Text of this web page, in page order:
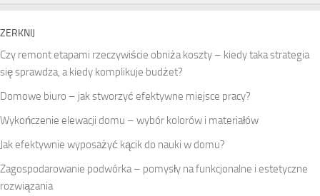
ZERKNIJ
Czy remont etapami rzeczywiście obniża koszty – kiedy taka strategia
się sprawdza, a kiedy komplikuje budżet?
Domowe biuro – jak stworzyć efektywne miejsce pracy?
Wykończenie elewacji domu – wybór kolorów i materiałów
Jak efektywnie wyposażyć kącik do nauki w domu?
Zagospodarowanie podwórka – pomysły na funkcjonalne i estetyczne
rozwiązania